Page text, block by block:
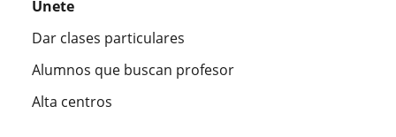
Únete
Dar clases particulares
Alumnos que buscan profesor
Alta centros